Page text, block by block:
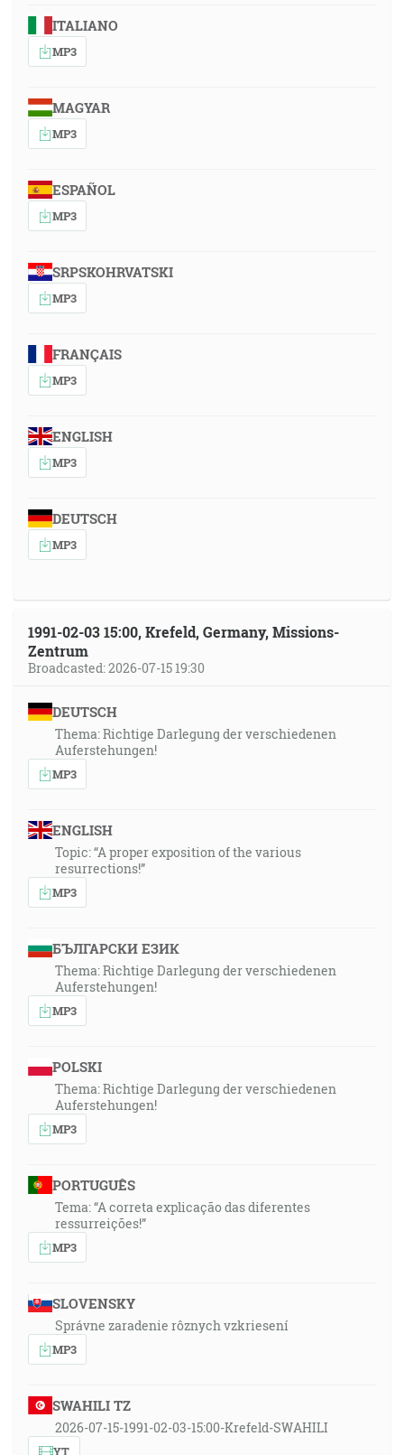
ITALIANO
MP3
MAGYAR
MP3
ESPAÑOL
MP3
SRPSKOHRVATSKI
MP3
FRANÇAIS
MP3
ENGLISH
MP3
DEUTSCH
MP3
1991-02-03 15:00, Krefeld, Germany, Missions-
Zentrum
Broadcasted: 2026-07-15 19:30
DEUTSCH
Thema: Richtige Darlegung der verschiedenen
Auferstehungen!
MP3
ENGLISH
Topic: “A proper exposition of the various
resurrections!”
MP3
БЪЛГАРСКИ ЕЗИК
Thema: Richtige Darlegung der verschiedenen
Auferstehungen!
MP3
POLSKI
Thema: Richtige Darlegung der verschiedenen
Auferstehungen!
MP3
PORTUGUÊS
Tema: “A correta explicação das diferentes
ressurreições!”
MP3
SLOVENSKY
Správne zaradenie rôznych vzkriesení
MP3
SWAHILI TZ
2026-07-15-1991-02-03-15:00-Krefeld-SWAHILI
YT